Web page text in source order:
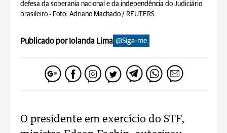
defesa da soberania nacional e da independência do Judiciário
brasileiro - Foto: Adriano Machado / REUTERS
Publicado por Iolanda Lima @Siga-me
O presidente em exercício do STF,